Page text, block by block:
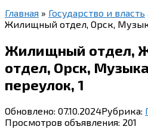
Главная » Государство и власть
Жилищный отдел, Орск,
Жилищный отдел,
отдел, Орск,
переулок, 1
Обновлено: 07.10.2024Рубрика:
Просмотров объявления: 201